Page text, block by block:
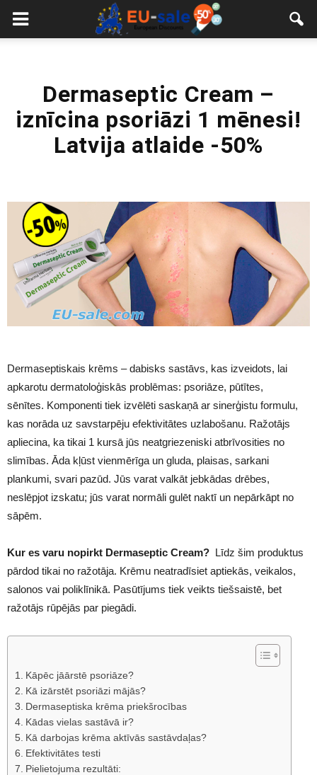
European
Dermaseptic Cream –
iznīcina psoriāzi 1 mēnesi!
Latvija atlaide -50%
Dermaseptiskais krēms – dabisks sastāvs, kas izveidots, lai
apkarotu dermatoloģiskās problēmas: psoriāze, pūtītes,
sēnītes. Komponenti tiek izvēlēti saskaņā ar sinerģistu formulu,
kas norāda uz savstarpēju efektivitātes uzlabošanu. Ražotājs
apliecina, ka tikai 1 kursā jūs neatgriezeniski atbrīvosities no
slimības. Āda kļūst vienmērīga un gluda, plaisas, sarkani
plankumi, svari pazūd. Jūs varat valkāt jebkādas drēbes,
neslēpjot izskatu; jūs varat normāli gulēt naktī un nepārkāpt no
sāpēm.
Kur es varu nopirkt Dermaseptic Cream? Līdz šim produktus
pārdod tikai no ražotāja. Krēmu neatradīsiet aptiekās, veikalos,
salonos vai poliklīnikā. Pasūtījums tiek veikts tiešsaistē, bet
ražotājs rūpējās par piegādi.
Kāpēc jāārstē psoriāze?
Kā izārstēt psoriāzi mājās?
Dermaseptiska krēma priekšrocības
Kādas vielas sastāvā ir?
Kā darbojas krēma aktīvās sastāvdaļas?
Efektivitātes testi
Pielietojuma rezultāti: